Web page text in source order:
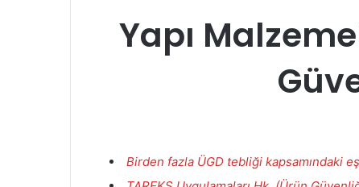
Yapı
Birden fazla ÜGD tebliği kapsamındaki